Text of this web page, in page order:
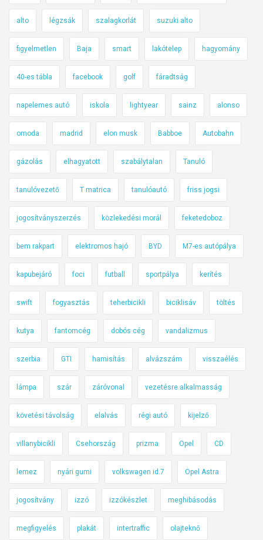
alto légzsák szalagkorlát suzuki alto
figyelmetlen Baja smart lakótelep hagyomány
40-es tábla facebook golf fáradtság
napelemes autó iskola lightyear sainz alonso
omoda madrid elon musk Babboe Autobahn
gázolás elhagyatott szabálytalan Tanuló
tanulóvezető T matrica tanulóautó friss jogsi
jogosítványszerzés közlekedési morál feketedoboz
bem rakpart elektromos hajó BYD M7-es autópálya
kapubejáró foci futball sportpálya kerítés
swift fogyasztás teherbicikli biciklisáv töltés
kutya fantomcég dobós cég vandalizmus
szerbia GTI hamisítás alvázszám visszaélés
lámpa szár záróvonal vezetésre alkalmasság
követési távolság elalvás régi autó kijelző
villanybicikli Csehország prizma Opel CD
lemez nyári gumi volkswagen id.7 Opel Astra
jogosítvány izzó izzókészlet meghibásodás
megfigyelés plakát intertraffic olajteknő